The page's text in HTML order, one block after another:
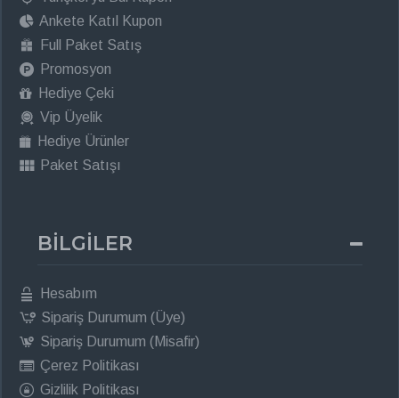
Ankete Katıl Kupon
Full Paket Satış
Promosyon
Hediye Çeki
Vip Üyelik
Hediye Ürünler
Paket Satışı
BİLGİLER
Hesabım
Sipariş Durumum (Üye)
Sipariş Durumum (Misafir)
Çerez Politikası
Gizlilik Politikası